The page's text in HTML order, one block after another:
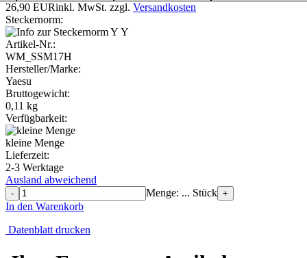
26,90 EURinkl. MwSt. zzgl. Versandkosten
Steckernorm:
Y
Artikel-Nr.:
WM_SSM17H
Hersteller/Marke:
Yaesu
Bruttogewicht:
0,11 kg
Verfügbarkeit:
kleine Menge
Lieferzeit:
2-3 Werktage
Ausland abweichend
- Menge: ... Stück +
In den Warenkorb
Datenblatt drucken